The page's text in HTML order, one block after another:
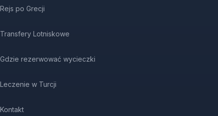
Rejs po Grecji
Transfery Lotniskowe
Gdzie rezerwować wycieczki
Leczenie w Turcji
Kontakt